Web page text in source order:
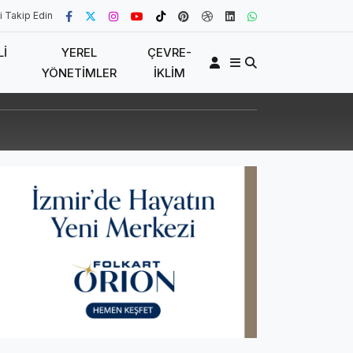
Takip Edin
YEREL
YÖNETIMLER
ÇEVRE-
İKLIM